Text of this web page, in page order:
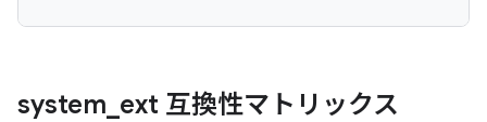
system ext 互換性マトリックス